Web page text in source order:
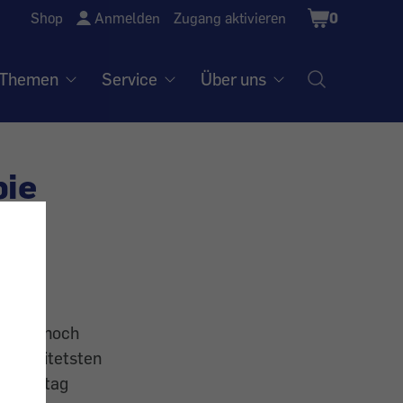
Shop Anmelden Zugang aktivieren
Shopping
Cart
0
Service Über uns
dennoch
Alltag